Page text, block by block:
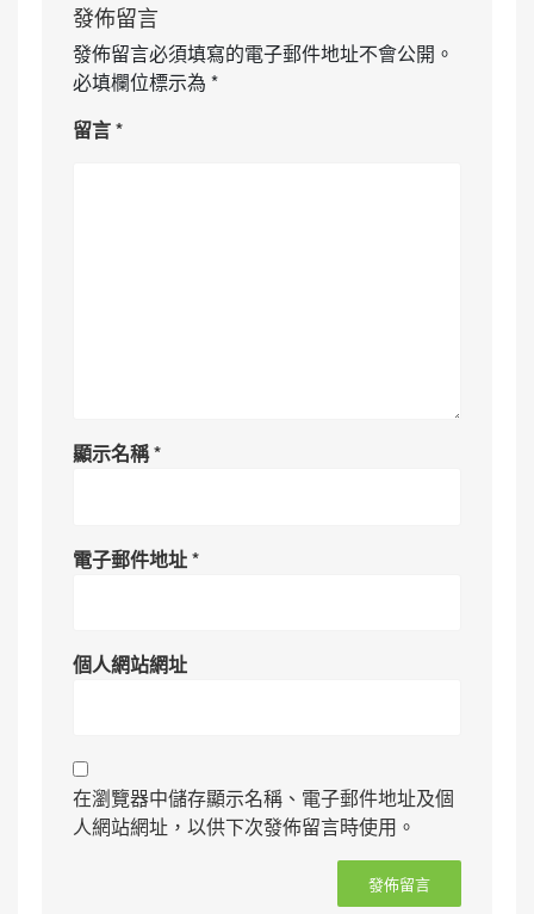
發佈留言
發佈留言必須填寫的電子郵件地址不會公開。
必填欄位標示為 *
留言*
顯示名稱*
電子郵件地址*
個人網站網址
在瀏覽器中儲存顯示名稱、電子郵件地址及個
人網站網址，以供下次發佈留言時使用。